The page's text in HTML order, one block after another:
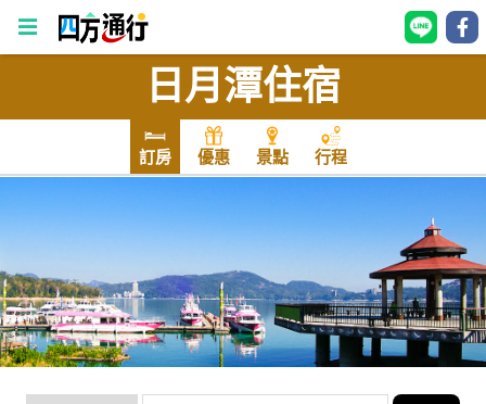
行
台
灣
訂
日月潭住宿
訂房 優惠 景點 行程